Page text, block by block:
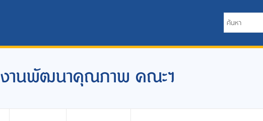
งานพัฒนาคุณภาพ คณะฯ